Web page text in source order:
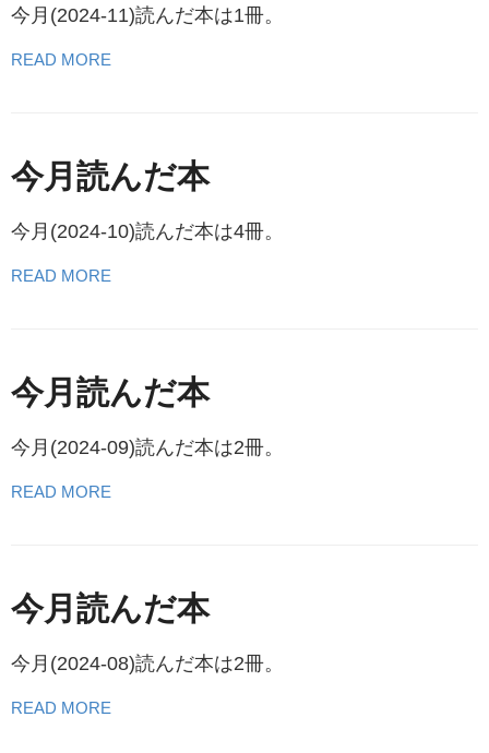
今月(2024-11)読んだ本は1冊。
READ MORE
今月読んだ本
今月(2024-10)読んだ本は4冊。
READ MORE
今月読んだ本
今月(2024-09)読んだ本は2冊。
READ MORE
今月読んだ本
今月(2024-08)読んだ本は2冊。
READ MORE